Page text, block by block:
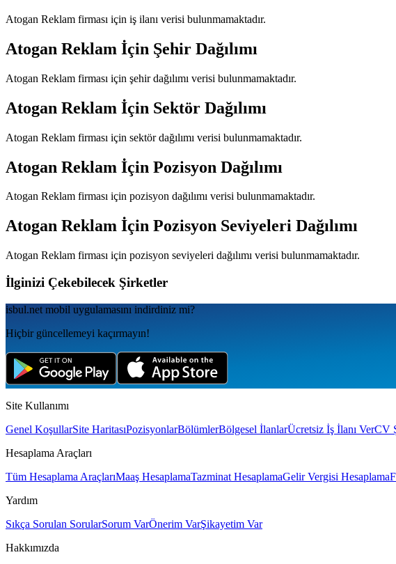
Atogan Reklam firması için iş ilanı verisi bulunmamaktadır.
Atogan Reklam İçin Şehir Dağılımı
Atogan Reklam firması için şehir dağılımı verisi bulunmamaktadır.
Atogan Reklam İçin Sektör Dağılımı
Atogan Reklam firması için sektör dağılımı verisi bulunmamaktadır.
Atogan Reklam İçin Pozisyon Dağılımı
Atogan Reklam firması için pozisyon dağılımı verisi bulunmamaktadır.
Atogan Reklam İçin Pozisyon Seviyeleri Dağılımı
Atogan Reklam firması için pozisyon seviyeleri dağılımı verisi bulunmamaktadır.
İlginizi Çekebilecek Şirketler
isbul.net mobil uygulamаsını indirdiniz mi?
Hiçbir güncellemeyi kaçırmayın!
Site Kullanımı
Genel KoşullarSite HaritasıPozisyonlarBölümlerBölgesel İlanlarÜcretsiz İş İlanı VerCV
Hesaplama Araçları
Tüm Hesaplama AraçlarıMaaş HesaplamaTazminat HesaplamaGelir Vergisi Hesaplama
Yardım
Sıkça Sorulan SorularSorum VarÖnerim VarŞikayetim Var
Hakkımızda